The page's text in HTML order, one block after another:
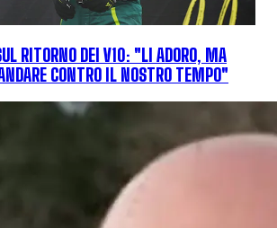
RITORNO DEI V10: "LI ADORO, MA
CONTRO IL NOSTRO TEMPO"